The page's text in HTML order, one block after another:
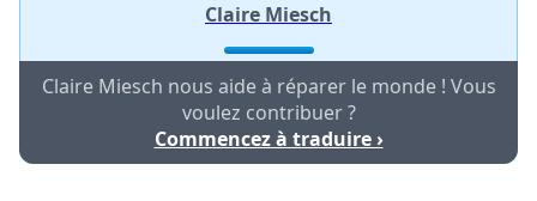
Claire Miesch
Claire Miesch nous aide à réparer le monde ! Vous
voulez contribuer ?
Commencez à traduire ›